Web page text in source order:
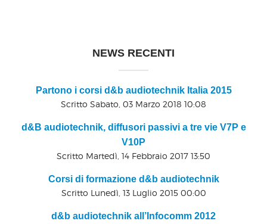
NEWS RECENTI
Partono i corsi d&b audiotechnik Italia 2015
Scritto Sabato, 03 Marzo 2018 10:08
d&B audiotechnik, diffusori passivi a tre vie V7P e
V10P
Scritto Martedì, 14 Febbraio 2017 13:50
Corsi di formazione d&b audiotechnik
Scritto Lunedì, 13 Luglio 2015 00:00
d&b audiotechnik all’Infocomm 2012